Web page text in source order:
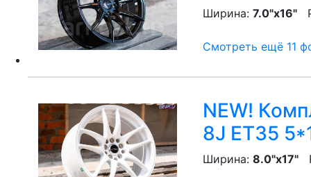
Ширина: 7.0"x16"
Смотреть ещё 11
NEW!
8J ET35
Ширина: 8.0"x17"